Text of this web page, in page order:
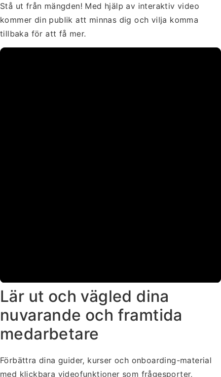
Stå ut från mängden! Med hjälp av interaktiv video
kommer din publik att minnas dig och vilja komma
tillbaka för att få mer.
Lär ut och vägled dina
nuvarande och framtida
medarbetare
Förbättra dina guider, kurser och onboarding-material
med klickbara videofunktioner som frågesporter,